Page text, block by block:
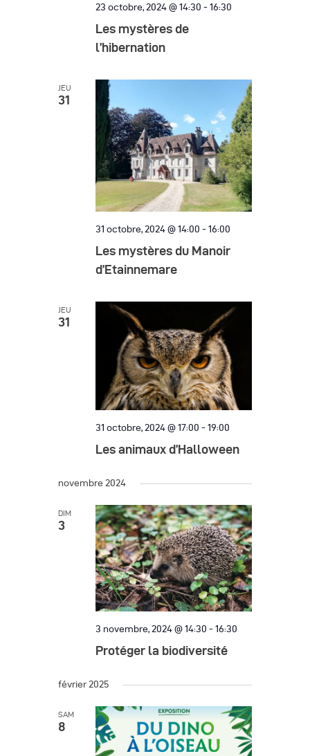
s
23 octobre, 2024 @ 14:30 - 16:30
Les mystères de
l’hibernation
JEU
31
31 octobre, 2024 @ 14:00 - 16:00
Les mystères du Manoir
d’Etainnemare
JEU
31
31 octobre, 2024 @ 17:00 - 19:00
Les animaux d’Halloween
novembre 2024
DIM
3
3 novembre, 2024 @ 14:30 - 16:30
Protéger la biodiversité
février 2025
SAM
8